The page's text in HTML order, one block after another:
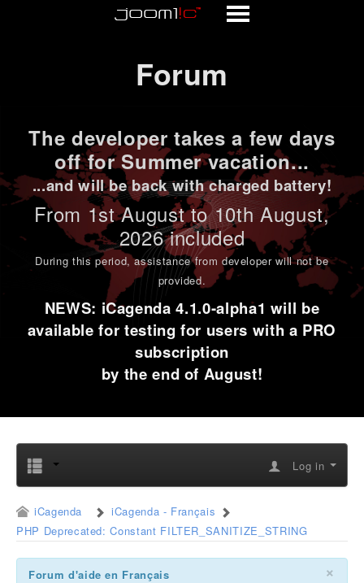
Forum
The developer takes a few days
off for Summer vacation...
...and will be back with charged battery!
From 1stAugust to 10th August,
2026 included
During this period,assistance from developer will not be
provided.
NEWS: iCagenda 4.1.0-alpha1 will be
available for testing for users with a PRO
subscription
by the end of August!
Log in
iCagenda
iCagenda - Français
PHP Deprecated: Constant FILTER_SANITIZE_STRING
×
Forum d'aide en Français